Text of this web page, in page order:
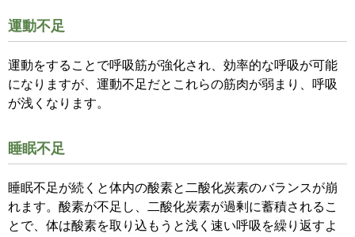
運動不足
運動をすることで呼吸筋が強化され、効率的な呼吸が可能
になりますが、運動不足だとこれらの筋肉が弱まり、呼吸
が浅くなります。
睡眠不足
睡眠不足が続くと体内の酸素と二酸化炭素のバランスが崩
れます。酸素が不足し、二酸化炭素が過剰に蓄積されるこ
とで、体は酸素を取り込もうと浅く速い呼吸を繰り返すよ